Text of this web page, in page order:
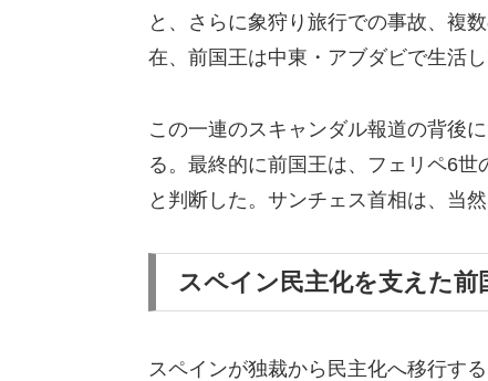
と、さらに象狩り旅行での事故、複
在、前国王は中東・アブダビで生活し
この一連のスキャンダル報道の背後
る。最終的に前国王は、フェリペ6
と判断した。サンチェス首相は、当
スペイン民主化を支えた
スペインが独裁から民主化へ移行す